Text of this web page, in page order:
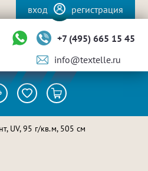
вход регистрация
+7 (495) 665 15 45
info@textelle.ru
UV, 95 г/кв.м, 505 см